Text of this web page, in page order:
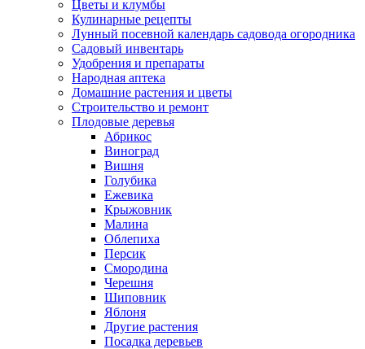
Цветы и клумбы
Кулинарные рецепты
Лунный посевной календарь садовода огородника
Садовый инвентарь
Удобрения и препараты
Народная аптека
Домашние растения и цветы
Строительство и ремонт
Плодовые деревья
Абрикос
Виноград
Вишня
Голубика
Ежевика
Крыжовник
Малина
Облепиха
Персик
Смородина
Черешня
Шиповник
Яблоня
Другие растения
Посадка деревьев